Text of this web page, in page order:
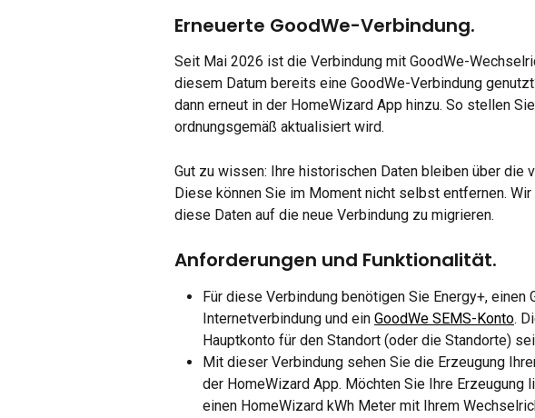
Erneuerte GoodWe-Verbindung.
Seit Mai 2026 ist die Verbindung mit GoodWe-
diesem Datum bereits eine GoodWe-Verbindung
dann erneut in der HomeWizard App hinzu. So stellen
ordnungsgemäß aktualisiert wird.
Gut zu wissen: Ihre historischen Daten bleiben über die
Diese können Sie im Moment nicht selbst entfernen.
diese Daten auf die neue Verbindung zu migrieren.
​Anforderungen und Funktionalität.
Für diese Verbindung benötigen Sie Energy+,
Internetverbindung und ein GoodWe SEMS-Konto.
Hauptkonto für den Standort (oder die Standorte)
Mit dieser Verbindung sehen Sie die Erzeugung
der HomeWizard App. Möchten Sie Ihre Erzeugung
einen HomeWizard kWh Meter mit Ihrem